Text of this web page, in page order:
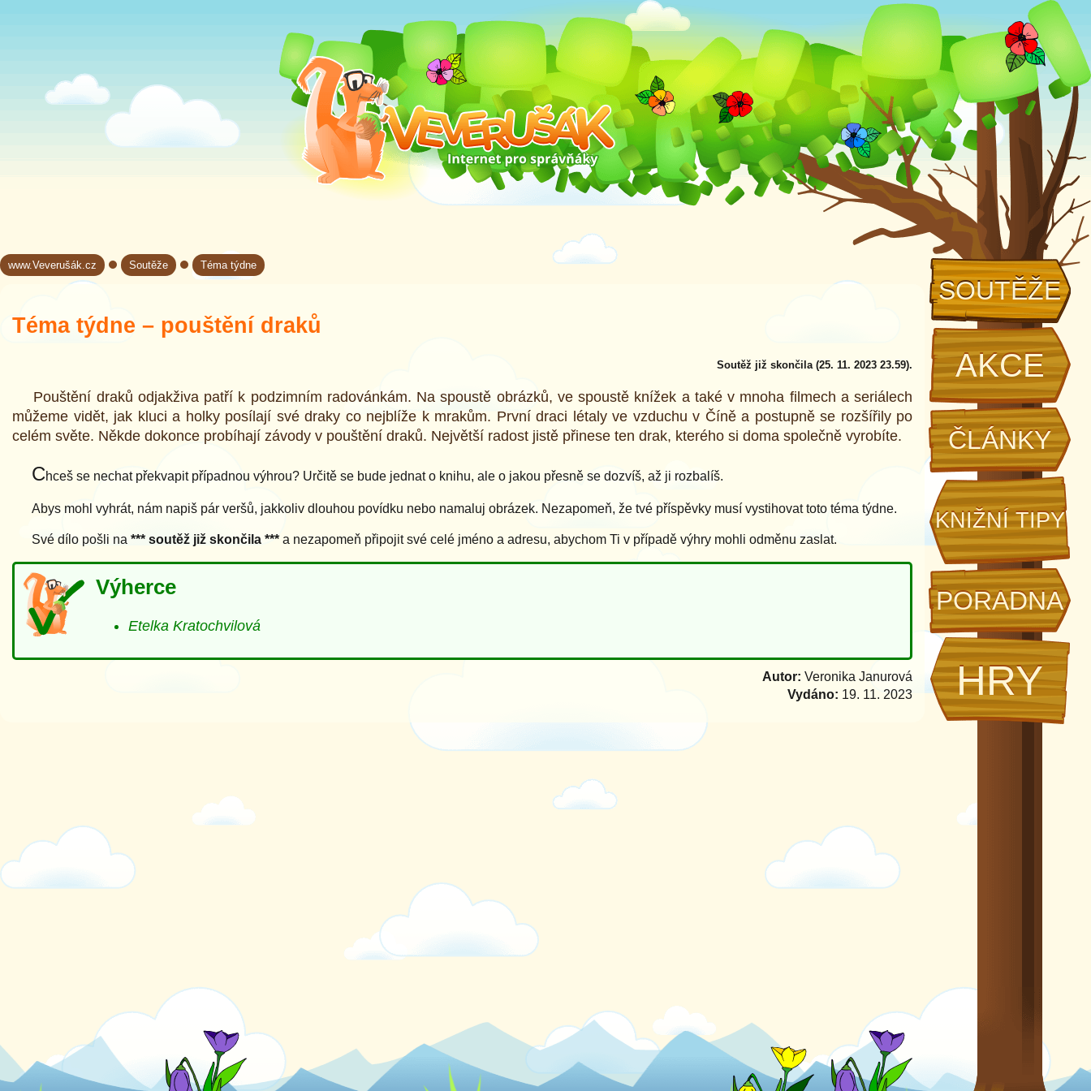
SOUTĚŽE
AKCE
ČLÁNKY
KNIŽNÍ TIPY
PORADNA
HRY
www.Veverušák.cz→ Soutěže
→ Téma týdne
Téma týdne – pouštění draků
Soutěž již skončila (25. 11. 2023 23.59).
Pouštění draků odjakživa patří k podzimním radovánkám. Na spoustě obrázků, ve spoustě knížek a také v mnoha filmech a seriálech
můžeme vidět, jak kluci a holky posílají své draky co nejblíže k mrakům. První draci létaly ve vzduchu v Číně a postupně se rozšířily po
celém světe. Někde dokonce probíhají závody v pouštění draků. Největší radost jistě přinese ten drak, kterého si doma společně vyrobíte.
Chceš se nechat překvapit případnou výhrou? Určitě se bude jednat o knihu, ale o jakou přesně se dozvíš, až ji rozbalíš.
Abys mohl vyhrát, nám napiš pár veršů, jakkoliv dlouhou povídku nebo namaluj obrázek. Nezapomeň, že tvé příspěvky musí vystihovat toto téma týdne.
Své dílo pošli na *** soutěž již skončila *** a nezapomeň připojit své celé jméno a adresu, abychom Ti v případě výhry mohli odměnu zaslat.
Výherce
Etelka Kratochvilová
Autor: Veronika Janurová
Vydáno: 19. 11. 2023